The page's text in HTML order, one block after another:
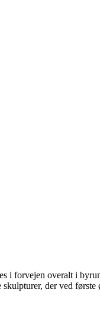
i forvejen overalt i
der ved